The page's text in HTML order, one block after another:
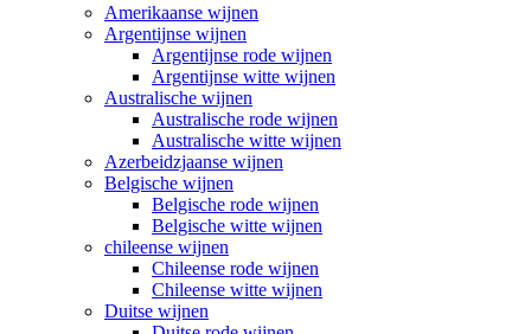
Amerikaanse wijnen
Argentijnse wijnen
Argentijnse rode wijnen
Argentijnse witte wijnen
Australische wijnen
Australische rode wijnen
Australische witte wijnen
Azerbeidzjaanse wijnen
Belgische wijnen
Belgische rode wijnen
Belgische witte wijnen
chileense wijnen
Chileense rode wijnen
Chileense witte wijnen
Duitse wijnen